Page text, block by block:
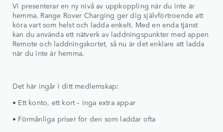
Vi presenterar en ny nivå av uppkoppling när du inte är
hemma. Range Rover Charging ger dig självförtroende att
köra vart som helst och ladda enkelt. Med en enda tjänst
kan du använda ett nätverk av laddningspunkter med appen
Remote och laddningskortet, så nu är det enklare att ladda
när du inte är hemma.
Det här ingår i ditt medlemskap:
• Ett konto, ett kort – inga extra appar
• Förmånliga priser för den som laddar ofta